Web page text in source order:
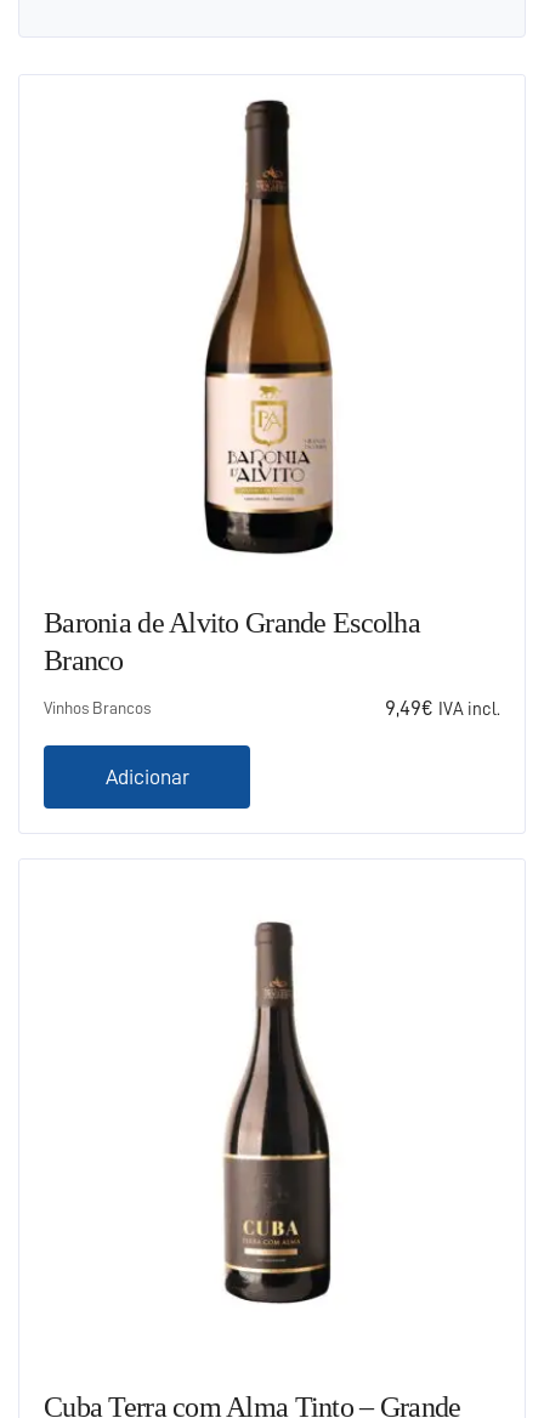
Baronia de Alvito Grande Escolha
Branco
Vinhos Brancos 9,49€ IVA incl.
Adicionar
Cuba Terra com Alma Tinto – Grande